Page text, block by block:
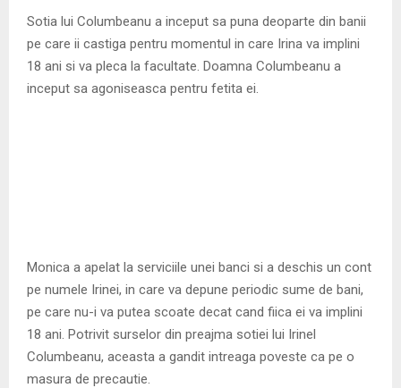
E
N
Sotia lui Columbeanu a inceput sa puna deoparte din banii
pe care ii castiga pentru momentul in care Irina va implini
18 ani si va pleca la facultate. Doamna Columbeanu a
inceput sa agoniseasca pentru fetita ei.
Monica a apelat la serviciile unei banci si a deschis un cont
pe numele Irinei, in care va depune periodic sume de bani,
pe care nu-i va putea scoate decat cand fiica ei va implini
18 ani. Potrivit surselor din preajma sotiei lui Irinel
Columbeanu, aceasta a gandit intreaga poveste ca pe o
masura de precautie.